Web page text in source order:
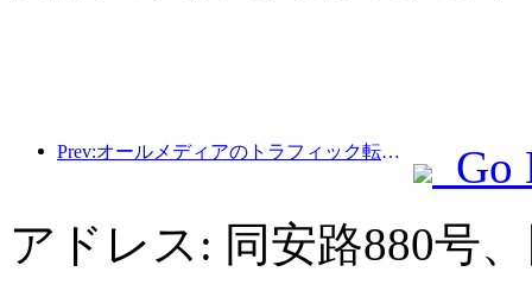
Prev:オールメディアのトラフィック転換により、古い店舗の活性化が促進され、「ゼロランプアップ」の新しいモデルが作成されます。
Go
アドレス: 同安路880号